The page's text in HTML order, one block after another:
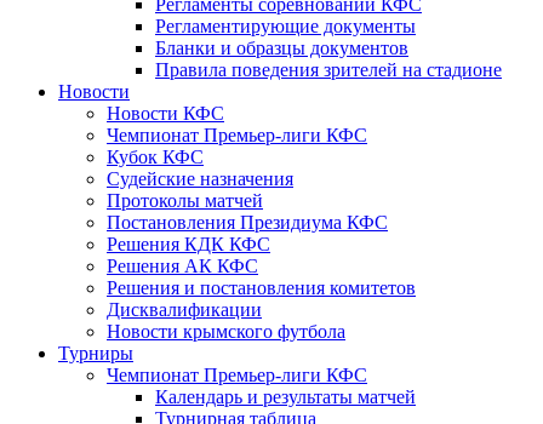
Регламенты соревнований КФС
Регламентирующие документы
Бланки и образцы документов
Правила поведения зрителей на стадионе
Новости
Новости КФС
Чемпионат Премьер-лиги КФС
Кубок КФС
Судейские назначения
Протоколы матчей
Постановления Президиума КФС
Решения КДК КФС
Решения АК КФС
Решения и постановления комитетов
Дисквалификации
Новости крымского футбола
Турниры
Чемпионат Премьер-лиги КФС
Календарь и результаты матчей
Турнирная таблица